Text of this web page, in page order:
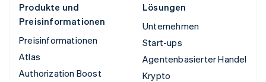
Produkte und
Preisinformationen
Preisinformationen
Atlas
Authorization Boost
Lösungen
Unternehmen
Start-ups
Agentenbasierter Handel
Krypto